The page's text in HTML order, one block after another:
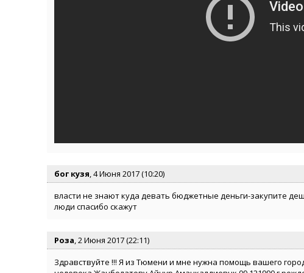
бог кузя, 4 Июня 2017 (10:20)
власти не знают куда девать бюджетные деньги-закупите
люди спасибо скажут
Роза, 2 Июня 2017 (22:11)
Здравствуйте !!! Я из Тюмени и мне нужна помощь вашего